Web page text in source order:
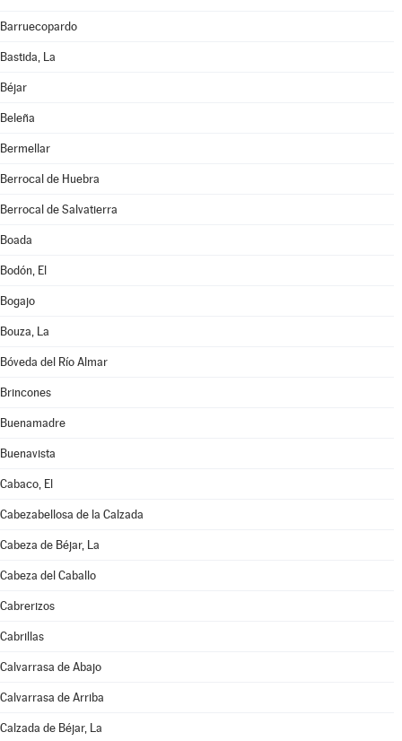
Barruecopardo
Bastida, La
Béjar
Beleña
Bermellar
Berrocal de Huebra
Berrocal de Salvatierra
Boada
Bodón, El
Bogajo
Bouza, La
Bóveda del Río Almar
Brincones
Buenamadre
Buenavista
Cabaco, El
Cabezabellosa de la Calzada
Cabeza de Béjar, La
Cabeza del Caballo
Cabrerizos
Cabrillas
Calvarrasa de Abajo
Calvarrasa de Arriba
Calzada de Béjar, La